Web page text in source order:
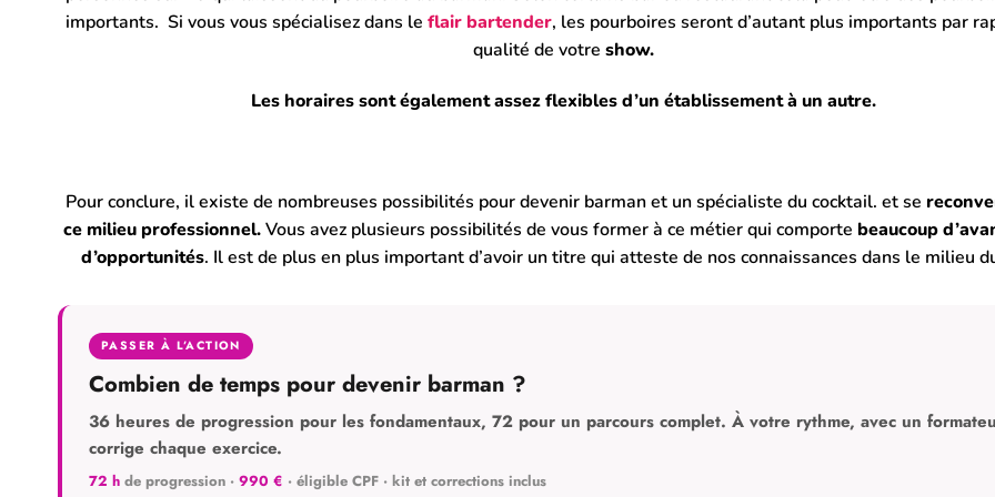
importants. Si vous vous spécialisez dans le flair bartender, les pourboires seront d’autant plus importants par
qualité de votre show.
Les horaires sont également assez flexibles d’un établissement à un autre.
Pour conclure, il existe de nombreuses possibilités pour devenir barman et un spécialiste du cocktail. et se
ce milieu professionnel.Vous avez plusieurs possibilités de vous former à ce métier qui comporte beaucoup
d’opportunités. Il est de plus en plus important d’avoir un titre qui atteste de nos connaissances dans le milieu
PASSER À L’ACTION
Combien de temps pour devenir barman ?
36 heures de progression pour les fondamentaux, 72 pour un parcours complet. À votre rythme, avec un
corrige chaque exercice.
72 h de progression · 990 € · éligible CPF · kit et corrections inclus